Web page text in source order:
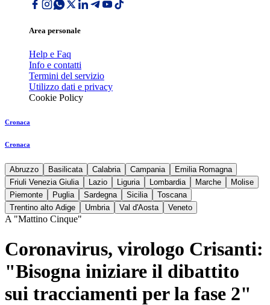
Area personale
Help e Faq
Info e contatti
Termini del servizio
Utilizzo dati e privacy
Cookie Policy
Cronaca
Cronaca
Abruzzo Basilicata Calabria Campania
Emilia Romagna
Friuli Venezia Giulia
Lazio Liguria Lombardia Marche
Molise
Piemonte
Puglia Sardegna Sicilia
Toscana
Trentino alto Adige
Umbria Val d'Aosta Veneto
A "Mattino Cinque"
Coronavirus, virologo Crisanti:
"Bisogna iniziare il dibattito
sui tracciamenti per la fase 2"